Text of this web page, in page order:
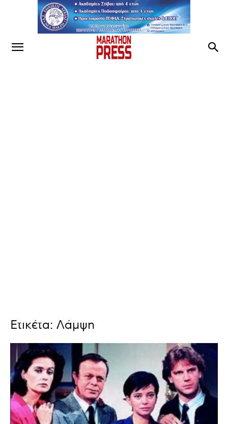
Ετικέτα: Λάμψη